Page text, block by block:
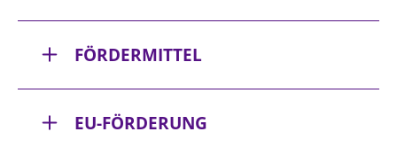
FÖRDERMITTEL
EU-FÖRDERUNG